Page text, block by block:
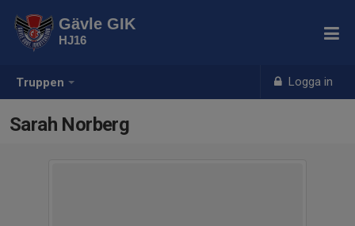
Truppen Logga in
Gävle GIK
HJ16
Sarah Norberg